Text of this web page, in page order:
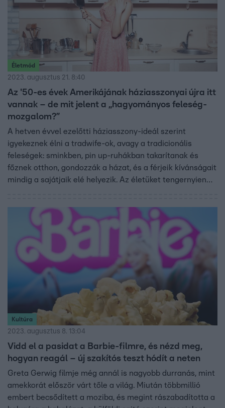
Életmód
2023. augusztus 21. 8:40
Az '50-es évek Amerikájának háziasszonyai újra itt
vannak – de mit jelent a „hagyományos feleség-
mozgalom?”
A hetven évvel ezelőtti háziasszony-ideál szerint
igyekeznek élni a tradwife-ok, avagy a tradicionális
feleségek: sminkben, pin up-ruhákban takarítanak és
főznek otthon, gondozzák a házat, és a férjeik kívánságait
mindig a sajátjaik elé helyezik. Az életüket tengernyien
és engedelmes nő képe leginkább csak a plakátokon és a
filmekben létezik.
Kultúra
2023. augusztus 8. 13:04
Vidd el a pasidat a Barbie-filmre, és nézd meg,
hogyan reagál – új szakítós teszt hódít a neten
Greta Gerwig filmje még annál is nagyobb durranás, mint
amekkorát először várt tőle a világ. Miután többmillió
embert becsődített a moziba, és megint rászabadította a